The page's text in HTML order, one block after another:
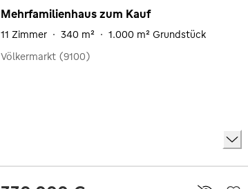
Mehrfamilienhaus zum Kauf
11 Zimmer · 340 m² · 1.000 m² Grundstück
Völkermarkt (9100)